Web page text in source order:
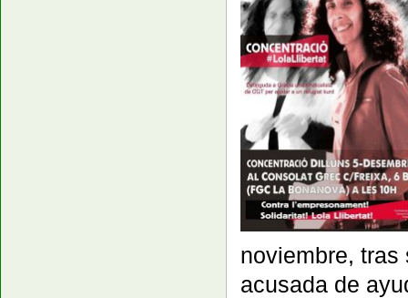
noviembre, tras
acusada de